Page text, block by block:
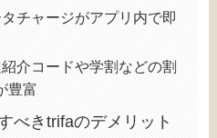
チャージがアプリ内で即
介コードや学割などの割
豊富
べきtrifaのデメリット